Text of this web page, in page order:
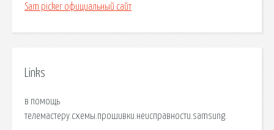
Sam picker официальный сайт
Links
в помощь
телемастеру.схемы.прошивки.неисправности.samsung.